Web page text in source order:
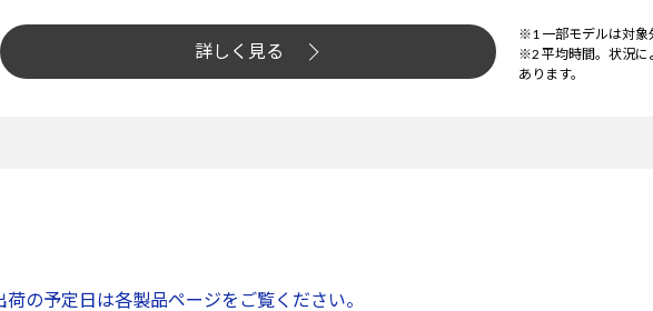
詳しく見る
※1 一部モデルは対象
※2 平均時間。状況に
あります。
の予定日は各製品ページをご覧ください。